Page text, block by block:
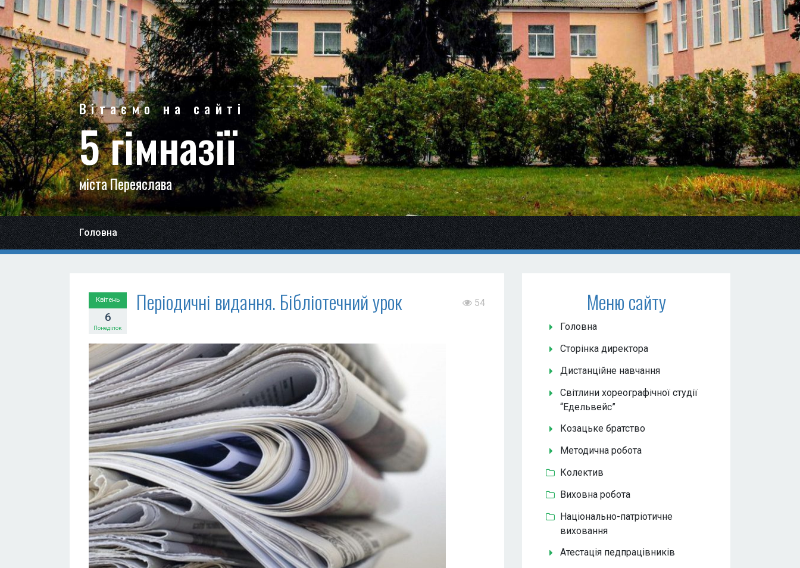
Вітаємо на сайті
5 гімназії
міста Переяслава
Головна
Квітень
6
Понеділок
Періодичні видання. Бібліотечний урок 54 Меню сайту
Головна
Сторінка директора
Дистанційне навчання
Світлини хореографічної студії
“Едельвейс”
Козацьке братство
Методична робота
Колектив
Виховна робота
Національно-патріотичне
виховання
Атестація педпрацівників